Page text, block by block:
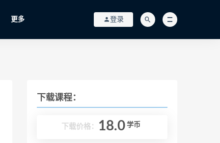
更多 登录
下载课程：
下载价格： 18.0 学币